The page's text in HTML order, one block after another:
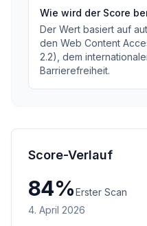
Wie wird der Score
Der Wert basiert auf
den Web Content
2.2), dem
Barrierefreiheit.
Score-Verlauf
84%Erster Scan
4. April 2026